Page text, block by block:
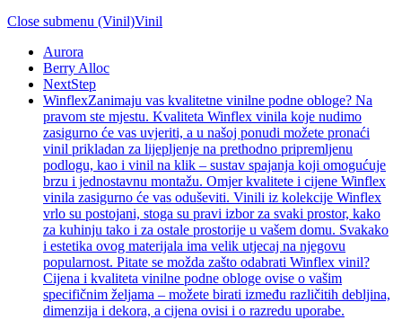
Close submenu (Vinil)Vinil
Aurora
Berry Alloc
NextStep
WinflexZanimaju vas kvalitetne vinilne podne obloge? Na
pravom ste mjestu. Kvaliteta Winflex vinila koje nudimo
zasigurno će vas uvjeriti, a u našoj ponudi možete pronaći
vinil prikladan za lijepljenje na prethodno pripremljenu
podlogu, kao i vinil na klik – sustav spajanja koji omogućuje
brzu i jednostavnu montažu. Omjer kvalitete i cijene Winflex
vinila zasigurno će vas oduševiti. Vinili iz kolekcije Winflex
vrlo su postojani, stoga su pravi izbor za svaki prostor, kako
za kuhinju tako i za ostale prostorije u vašem domu. Svakako
i estetika ovog materijala ima velik utjecaj na njegovu
popularnost. Pitate se možda zašto odabrati Winflex vinil?
Cijena i kvaliteta vinilne podne obloge ovise o vašim
specifičnim željama – možete birati između različitih debljina,
dimenzija i dekora, a cijena ovisi i o razredu uporabe.